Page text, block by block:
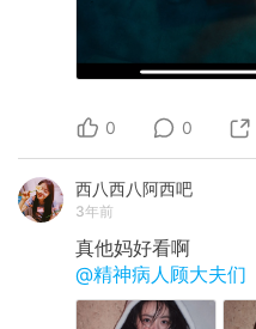
0 0
西八西八阿西吧
3年前
真他妈好看啊
@精神病人顾大夫们